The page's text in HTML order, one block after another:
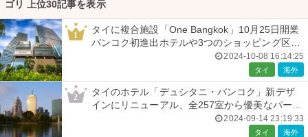
ゴリ 上位30記事を表示
1
タイに複合施設「One Bangkok」10月25日開業
バンコク初進出ホテルや3つのショッピング区画
2024-10-08 16:14:25
タイ 海外
2
タイのホテル「デュシタニ・バンコク」新デザ
インにリニューアル、全257室から優美なパーク
2024-09-14 23:19:33
タイ 海外